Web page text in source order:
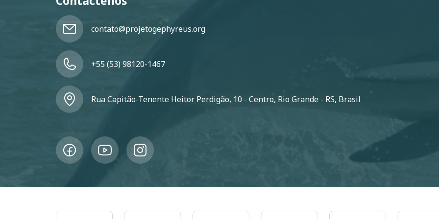
contato@projetogephyreus.org
+55 (53) 98120-1467
Rua Capitão-Tenente Heitor Perdigão, 10 - Centro, Rio Grande - RS, Brasil
Imagem Imagem Imagem Imagem Imagem Imagem